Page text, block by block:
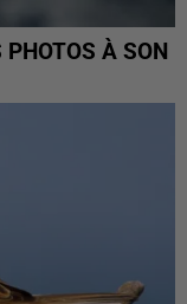
PHOTOS À SON